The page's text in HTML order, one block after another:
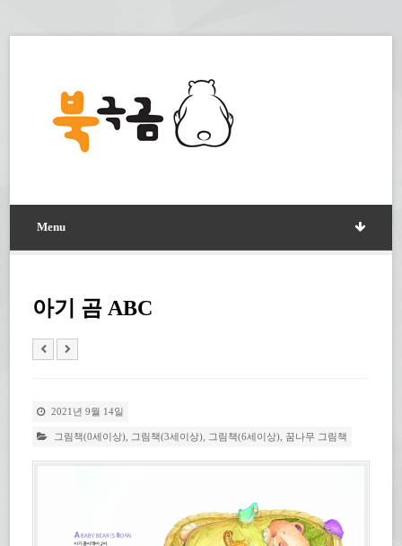
Menu
아기 곰 ABC
2021년 9월 14일
그림책(0세이상) 그림책(3세이상) 그림책(6세이상) 꿈나무 그림책